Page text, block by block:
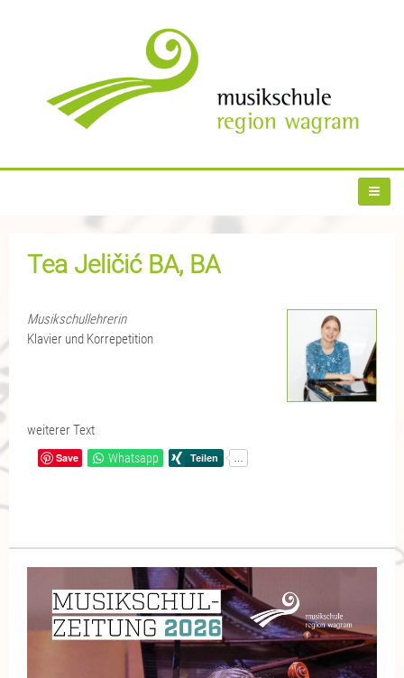
Tea Jeličić BA, BA
Musikschullehrerin
Klavier und Korrepetition
weiterer Text
Save Whatsapp